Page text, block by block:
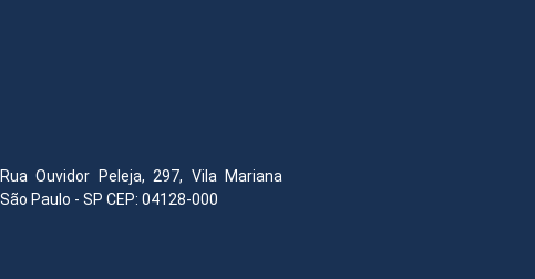
Rua Ouvidor Peleja, 297, Vila Mariana
São Paulo - SP CEP: 04128-000